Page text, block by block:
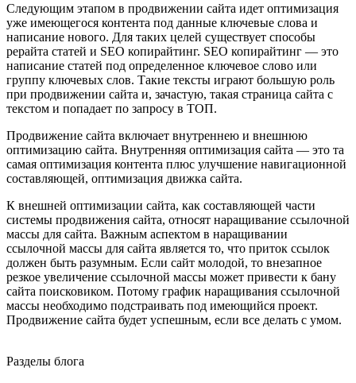
Следующим этапом в продвижении сайта идет оптимизация
уже имеющегося контента под данные ключевые слова и
написание нового. Для таких целей существует способы
рерайта статей и SEO копирайтинг. SEO копирайтинг — это
написание статей под определенное ключевое слово или
группу ключевых слов. Такие тексты играют большую роль
при продвижении сайта и, зачастую, такая страница сайта с
текстом и попадает по запросу в ТОП.
Продвижение сайта включает внутреннею и внешнюю
оптимизацию сайта. Внутренняя оптимизация сайта — это та
самая оптимизация контента плюс улучшение навигационной
составляющей, оптимизация движка сайта.
К внешней оптимизации сайта, как составляющей части
системы продвижения сайта, относят наращивание ссылочной
массы для сайта. Важным аспектом в наращивании
ссылочной массы для сайта является то, что приток ссылок
должен быть разумным. Если сайт молодой, то внезапное
резкое увеличение ссылочной массы может привести к бану
сайта поисковиком. Потому график наращивания ссылочной
массы необходимо подстраивать под имеющийся проект.
Продвижение сайта будет успешным, если все делать с умом.
Разделы блога